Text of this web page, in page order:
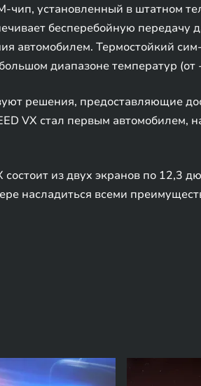
установленный в штатном
бесперебойную
автомобилем. Термостойкий
диапазоне температур (от
решения, предоставляющие
VX стал первым автомобилем,
из двух экранов по 12,3
насладиться всеми